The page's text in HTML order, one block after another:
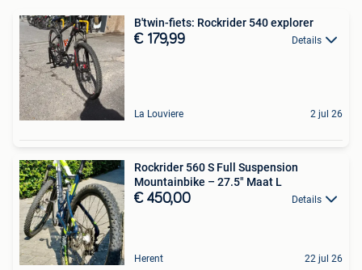
B'twin-fiets: Rockrider 540 explorer
€ 179,99 Details
La Louviere 2 jul 26
Rockrider 560 S Full Suspension
Mountainbike – 27.5" Maat L
€ 450,00 Details
Herent 22 jul 26